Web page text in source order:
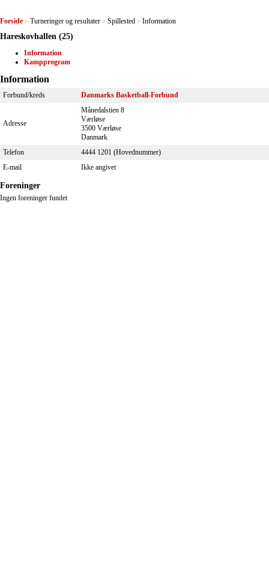
Forside > Turneringer og resultater > Spillested > Information
Hareskovhallen (25)
Information
Kampprogram
Information
Forbund/kreds Danmarks Basketball-Forbund
Adresse
Månedalstien 8
Værløse
3500 Værløse
Danmark
Telefon
4444 1201 (Hovednummer)
E-mail
Ikke angivet
Foreninger
Ingen foreninger fundet